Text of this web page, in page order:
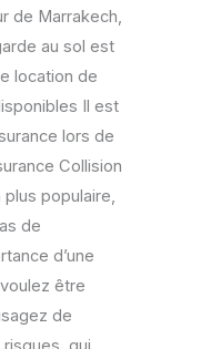
de Marrakech,
au sol est
location de
Il est
lors de
Collision
populaire,
de
d’une
être
de